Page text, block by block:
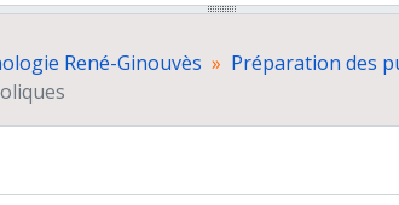
René-Ginouvès
Préparation des